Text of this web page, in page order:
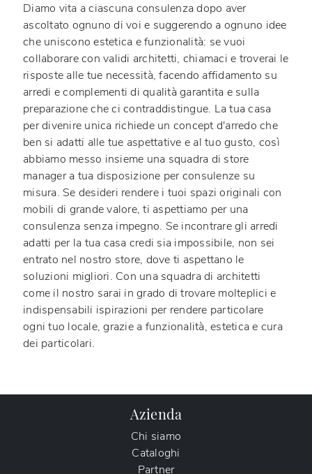
Diamo vita a ciascuna consulenza dopo aver
ascoltato ognuno di voi e suggerendo a ognuno idee
che uniscono estetica e funzionalità: se vuoi
collaborare con validi architetti, chiamaci e troverai le
risposte alle tue necessità, facendo affidamento su
arredi e complementi di qualità garantita e sulla
preparazione che ci contraddistingue. La tua casa
per divenire unica richiede un concept d'arredo che
ben si adatti alle tue aspettative e al tuo gusto, così
abbiamo messo insieme una squadra di store
manager a tua disposizione per consulenze su
misura. Se desideri rendere i tuoi spazi originali con
mobili di grande valore, ti aspettiamo per una
consulenza senza impegno. Se incontrare gli arredi
adatti per la tua casa credi sia impossibile, non sei
entrato nel nostro store, dove ti aspettano le
soluzioni migliori. Con una squadra di architetti
come il nostro sarai in grado di trovare molteplici e
indispensabili ispirazioni per rendere particolare
ogni tuo locale, grazie a funzionalità, estetica e cura
dei particolari.
Azienda
Chi siamo
Cataloghi
Partner